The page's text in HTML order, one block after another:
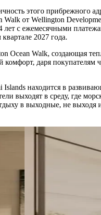
этого прибрежного
от Wellington
лет с ежемесячными
2027 года.
Ocean Walk, создающая
даря
Islands находится в
выходят в среду, где
в выходные, не выходя